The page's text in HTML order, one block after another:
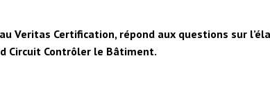
Veritas Certification, répond aux questions sur
Circuit Contrôler le Bâtiment.